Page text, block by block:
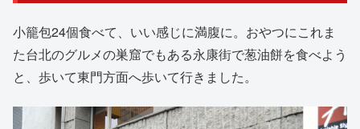
小籠包24個食べて、いい感じに満腹に。おやつにこれま
た台北のグルメの巣窟でもある永康街で葱油餅を食べよう
と、歩いて東門方面へ歩いて行きました。